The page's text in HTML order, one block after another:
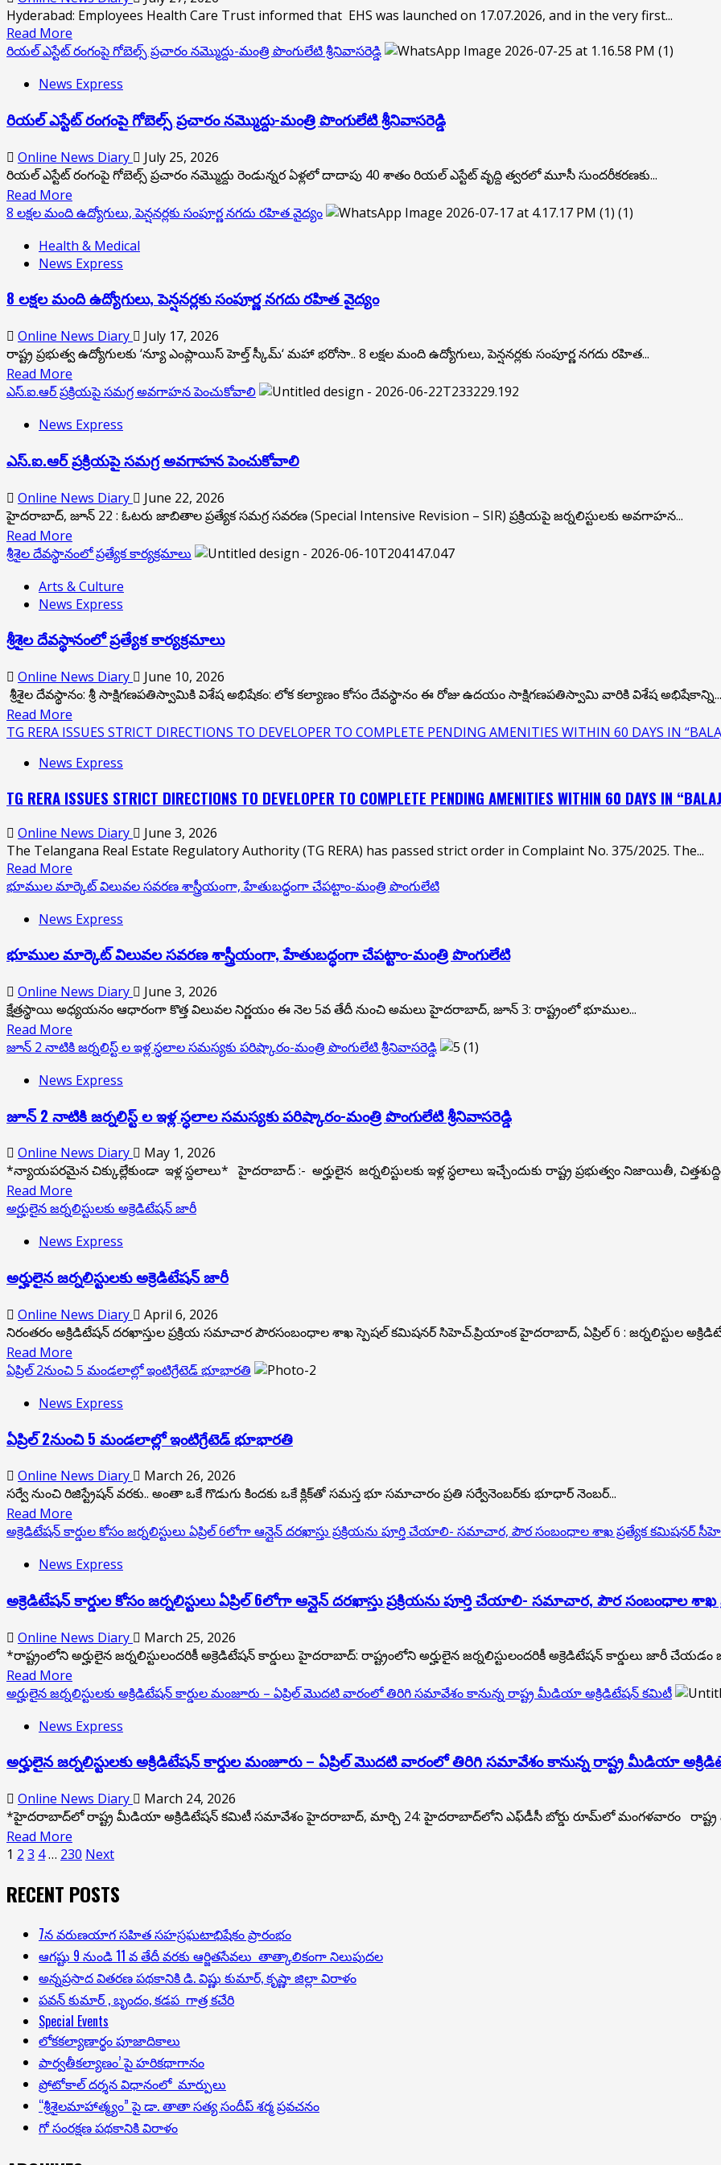
Hyderabad: Employees Health Care Trust informed that EHS was launched on 17.07.2026, and in the very first...
Read More
more
437
have
received
cashless
worth
₹1,14,12,821.
రియ‌ల్ ఎస్టేట్ రంగంపై గోబెల్స్ ప్ర‌చారం న‌మ్మొద్దు-మంత్రి పొంగులేటి శ్రీ‌నివాస‌రెడ్డి
News Express
రియ‌ల్ ఎస్టేట్ రంగంపై గోబెల్స్ ప్ర‌చారం న‌మ్మొద్దు-మంత్రి పొంగులేటి శ్రీ‌నివాస‌రెడ్డి
Online News Diary
July 25, 2026
రియ‌ల్ ఎస్టేట్ రంగంపై గోబెల్స్ ప్ర‌చారం న‌మ్మొద్దు రెండున్న‌ర ఏళ్లలో దాదాపు 40 శాతం రియ‌ల్ ఎస్టేట్ వృద్ది త్వ‌ర‌లో మూసీ సుంద‌రీక‌ర‌ణకు...
Read More
more
రియ‌ల్
ఎస్టేట్
గోబెల్స్
ప్ర‌చారం
న‌మ్మొద్దు-
మంత్రి
పొంగులేటి
8 లక్షల మంది ఉద్యోగులు, పెన్షనర్లకు సంపూర్ణ నగదు రహిత వైద్యం
Health & Medical
News Express
8 లక్షల మంది ఉద్యోగులు, పెన్షనర్లకు సంపూర్ణ నగదు రహిత వైద్యం
Online News Diary
July 17, 2026
రాష్ట్ర ప్రభుత్వ ఉద్యోగులకు ‘న్యూ ఎంప్లాయిస్ హెల్త్ స్కీమ్‘ మహా భరోసా.. 8 లక్షల మంది ఉద్యోగులు, పెన్షనర్లకు సంపూర్ణ నగదు రహిత...
Read More
more
8
మంది
పెన్షనర్లకు
సంపూర్ణ
నగదు
రహిత
వైద్యం
ఎస్‌.ఐ.ఆర్‌ ప్రక్రియపై సమగ్ర అవగాహన పెంచుకోవాలి
News Express
ఎస్‌.ఐ.ఆర్‌ ప్రక్రియపై సమగ్ర అవగాహన పెంచుకోవాలి
Online News Diary
June 22, 2026
హైదరాబాద్, జూన్ 22 : ఓటరు జాబితాల ప్రత్యేక సమగ్ర సవరణ (Special Intensive Revision – SIR) ప్రక్రియపై జర్నలిస్టులకు అవగాహన...
Read More
more
ఎస్‌.ఐ.ఆర్‌
ప్రక్రియపై
అవగాహన
పెంచుకోవాలి
శ్రీశైల దేవస్థానంలో ప్రత్యేక కార్యక్రమాలు
Arts & Culture
News Express
శ్రీశైల దేవస్థానంలో ప్రత్యేక కార్యక్రమాలు
Online News Diary
June 10, 2026
శ్రీశైల దేవస్థానం: శ్రీ సాక్షిగణపతిస్వామికి విశేష అభిషేకం: లోక కల్యాణం కోసం దేవస్థానం ఈ రోజు ఉదయం సాక్షిగణపతిస్వామి వారికి విశేష అభిషేకాన్ని...
Read More
more
శ్రీశైల
ప్రత్యేక
కార్యక్రమాలు
TG RERA ISSUES STRICT DIRECTIONS TO DEVELOPER TO COMPLETE PENDING AMENITIES WITHIN 60 DAYS IN
News Express
TG RERA ISSUES STRICT DIRECTIONS TO DEVELOPER TO COMPLETE PENDING AMENITIES WITHIN 60 DAYS IN
Online News Diary
June 3, 2026
The Telangana Real Estate Regulatory Authority (TG RERA) has passed strict order in Complaint No. 375/2025. The...
Read More
more
TG
ISSUES
DIRECTIONS
TO
TO
COMPLETE
PENDING
WITHIN
DAYS
IN
“BALAJI
ELEGANCIA”
PROJECT
భూముల మార్కెట్ విలువల సవరణ శాస్త్రీయంగా, హేతుబద్ధంగా చేపట్టాం-మంత్రి పొంగులేటి
News Express
భూముల మార్కెట్ విలువల సవరణ శాస్త్రీయంగా, హేతుబద్ధంగా చేపట్టాం-మంత్రి పొంగులేటి
Online News Diary
June 3, 2026
క్షేత్రస్థాయి అధ్యయనం ఆధారంగా కొత్త విలువల నిర్ణయం ఈ నెల 5వ తేదీ నుంచి అమలు హైదరాబాద్, జూన్ 3: రాష్ట్రంలో భూముల...
Read More
more
భూముల
విలువల
శాస్త్రీయంగా,
హేతుబద్ధంగా
చేపట్టాం-
మంత్రి
పొంగులేటి
జూన్ 2 నాటికి జ‌ర్న‌లిస్ట్‌ ల ఇళ్ల స్ధ‌లాల స‌మస్యకు ప‌రిష్కారం-మంత్రి పొంగులేటి శ్రీ‌నివాస‌రెడ్డి
News Express
జూన్ 2 నాటికి జ‌ర్న‌లిస్ట్‌ ల ఇళ్ల స్ధ‌లాల స‌మస్యకు ప‌రిష్కారం-మంత్రి పొంగులేటి శ్రీ‌నివాస‌రెడ్డి
Online News Diary
May 1, 2026
*న్యాయ‌ప‌ర‌మైన చిక్కుల్లేకుండా ఇళ్ల స్ద‌లాలు* హైద‌రాబాద్ :- అర్హులైన జ‌ర్న‌లిస్టుల‌కు ఇళ్ల స్ధ‌లాలు ఇచ్చేందుకు రాష్ట్ర ప్ర‌భుత్వం నిజాయితీ,
Read More
more
జూన్
నాటికి
ల
ఇళ్ల
స్ధ‌లాల
స‌మస్యకు
ప‌రిష్కారం-
పొంగులేటి
అర్హులైన జర్నలిస్టులకు అక్రెడిటేషన్ జారీ
News Express
అర్హులైన జర్నలిస్టులకు అక్రెడిటేషన్ జారీ
Online News Diary
April 6, 2026
నిరంతరం అక్రిడిటేషన్ దరఖాస్తుల ప్రక్రియ సమాచార పౌరసంబంధాల శాఖ స్పెషల్ కమిషనర్ సిహెచ్.ప్రియాంక హైదరాబాద్, ఏప్రిల్ 6 : జర్నలిస్టుల
Read More
more
అర్హులైన
అక్రెడిటేషన్
ఏప్రిల్ 2నుంచి 5 మండలాల్లో ఇంటిగ్రేటెడ్ భూభార‌తి
News Express
ఏప్రిల్ 2నుంచి 5 మండలాల్లో ఇంటిగ్రేటెడ్ భూభార‌తి
Online News Diary
March 26, 2026
సర్వే నుంచి రిజిస్ట్రేషన్ వరకు.. అంతా ఒకే గొడుగు కిందకు ఒకే క్లిక్‌తో స‌మ‌స్త భూ స‌మాచారం ప్ర‌తి స‌ర్వేనెంబ‌ర్‌కు భూధార్ నెంబ‌ర్...
Read More
more
ఏప్రిల్
5
ఇంటిగ్రేటెడ్
భూభార‌తి
అక్రెడిటేషన్ కార్డుల కోసం జర్నలిస్టులు ఏప్రిల్ 6లోగా ఆన్లైన్ దరఖాస్తు ప్రక్రియను పూర్తి చేయాలి- సమాచార, పౌర సంబంధాల శాఖ ప్రత్యేక కమిషనర్
News Express
అక్రెడిటేషన్ కార్డుల కోసం జర్నలిస్టులు ఏప్రిల్ 6లోగా ఆన్లైన్ దరఖాస్తు ప్రక్రియను పూర్తి చేయాలి- సమాచార, పౌర సంబంధాల
Online News Diary
March 25, 2026
*రాష్ట్రంలోని అర్హులైన జర్నలిస్టులందరికీ అక్రెడిటేషన్ కార్డులు హైదరాబాద్: రాష్ట్రంలోని అర్హులైన జర్నలిస్టులందరికీ అక్రెడిటేషన్ కార్డులు జారీ
Read More
more
about
అక్రెడిటేషన్
కోసం
ఏప్రిల్
6లోగా
ఆన్లైన్
ప్రక్రియను
పూర్తి
చేయాలి-
సమాచార,
పౌర
సంబంధాల
శాఖ
ప్రత్యేక
కమిషనర్
సీహెచ్
ప్రియాంక
అర్హులైన జర్నలిస్టులకు అక్రిడిటేషన్ కార్డుల మంజూరు – ఏప్రిల్ మొదటి వారంలో తిరిగి సమావేశం కానున్న రాష్ట్ర మీడియా అక్రిడిటేషన్ కమిటీ
News Express
అర్హులైన జర్నలిస్టులకు అక్రిడిటేషన్ కార్డుల మంజూరు – ఏప్రిల్ మొదటి వారంలో తిరిగి సమావేశం కానున్న రాష్ట్ర మీడియా
Online News Diary
March 24, 2026
*హైదరాబాద్‌లో రాష్ట్ర మీడియా అక్రిడిటేషన్ కమిటీ సమావేశం హైదరాబాద్, మార్చి 24: హైదరాబాద్‌లోని ఎఫ్‌డీసీ బోర్డు రూమ్‌లో మంగళవారం రాష్ట్ర
Read More
more
అర్హులైన
అక్రిడిటేషన్
కార్డుల
మంజూరు
–
ఏప్రిల్
మొదటి
వారంలో
తిరిగి
సమావేశం
కానున్న
రాష్ట్ర
Posts
pagination
1 2 3 4… 230 Next
RECENT POSTS
7న వరుణయాగ సహిత సహస్రఘటాభిషేకం ప్రారంభం
ఆగష్టు 9 నుండి 11 వ తేదీ వరకు ఆర్జితసేవలు తాత్కాలికంగా నిలుపుదల
అన్నప్రసాద వితరణ పథకానికి డి. విష్ణు కుమార్, కృష్ణా జిల్లా విరాళం
పవన్ కుమార్ , బృందం, కడప గాత్ర కచేరి
Special Events
లోకకల్యాణార్థం పూజాదికాలు
పార్వతీకల్యాణం’ పై హరికథాగానం
ప్రోటోకాల్ దర్శన విధానంలో మార్పులు
“శ్రీశైలమాహాత్మ్యం” పై డా. తాతా సత్య సందీప్ శర్మ ప్రవచనం
గో సంరక్షణ పథకానికి విరాళం